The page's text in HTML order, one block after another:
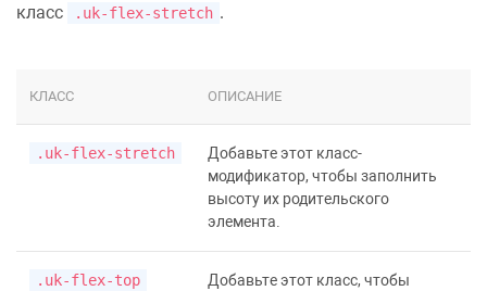
класс
.uk-flex-stretch .
КЛАСС ОПИСАНИЕ
.uk-flex-stretch
Добавьте этот класс-
модификатор, чтобы заполнить
высоту их родительского
элемента.
.uk-flex-top
Добавьте этот класс, чтобы